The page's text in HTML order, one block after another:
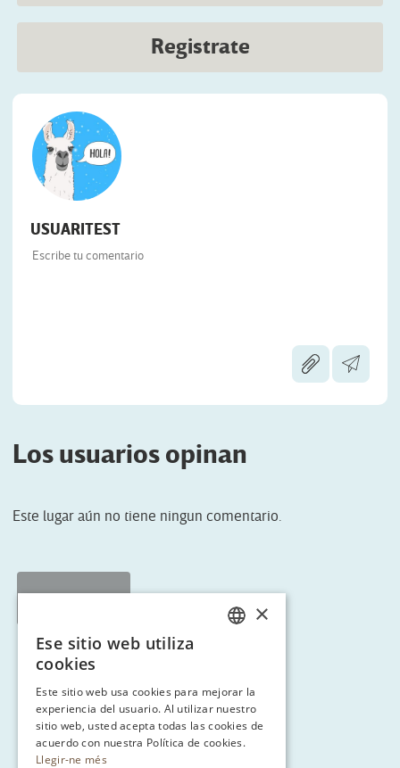
Registrate
USUARITEST
Los usuarios opinan
Este lugar aún no tiene ningun comentario.
< Tornar a Ruta 3
SPANISH
GERMAN
×
Ese sitio web utiliza
cookies
Este sitio web usa cookies para mejorar la
experiencia del usuario. Al utilizar nuestro
sitio web, usted acepta todas las cookies de
acuerdo con nuestra Política de cookies.
Llegir-ne més